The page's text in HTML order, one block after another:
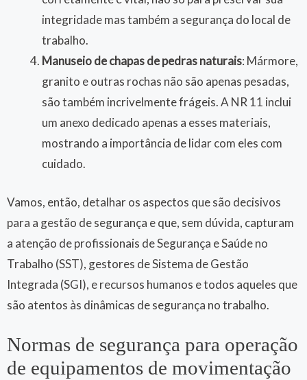
integridade mas também a segurança do local de
trabalho.
Manuseio de chapas de pedras naturais: Mármore,
granito e outras rochas não são apenas pesadas,
são também incrivelmente frágeis. A NR 11 inclui
um anexo dedicado apenas a esses materiais,
mostrando a importância de lidar com eles com
cuidado.
Vamos, então, detalhar os aspectos que são decisivos
para a gestão de segurança e que, sem dúvida, capturam
a atenção de profissionais de Segurança e Saúde no
Trabalho (SST), gestores de Sistema de Gestão
Integrada (SGI), e recursos humanos e todos aqueles que
são atentos às dinâmicas de segurança no trabalho.
Normas de segurança para operação
de equipamentos de movimentação